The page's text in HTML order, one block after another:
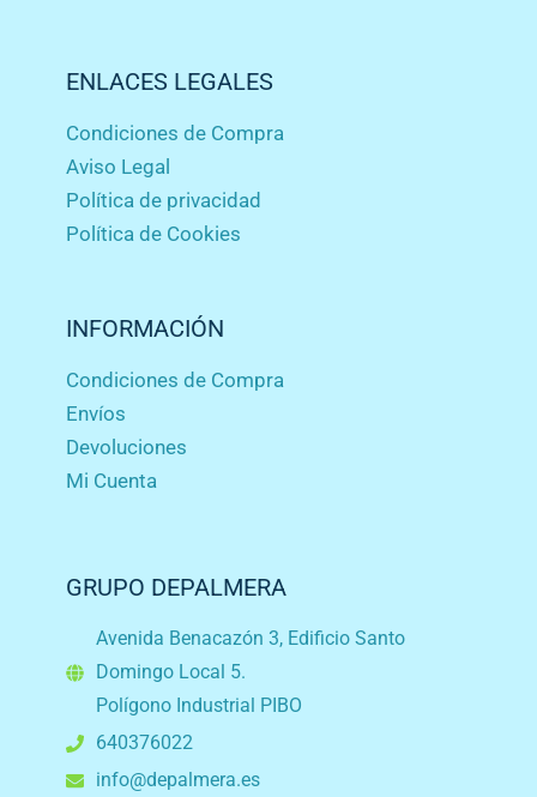
ENLACES LEGALES
Condiciones de Compra
Aviso Legal
Política de privacidad
Política de Cookies
INFORMACIÓN
Condiciones de Compra
Envíos
Devoluciones
Mi Cuenta
GRUPO DEPALMERA
Avenida Benacazón 3, Edificio Santo
Domingo Local 5.
Polígono Industrial PIBO
640376022
info@depalmera.es